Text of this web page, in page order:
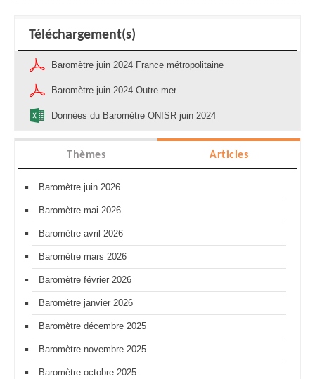
Téléchargement(s)
Baromètre juin 2024 France métropolitaine
Baromètre juin 2024 Outre-mer
Données du Baromètre ONISR juin 2024
Thèmes Articles
Baromètre juin 2026
Baromètre mai 2026
Baromètre avril 2026
Baromètre mars 2026
Baromètre février 2026
Baromètre janvier 2026
Baromètre décembre 2025
Baromètre novembre 2025
Baromètre octobre 2025